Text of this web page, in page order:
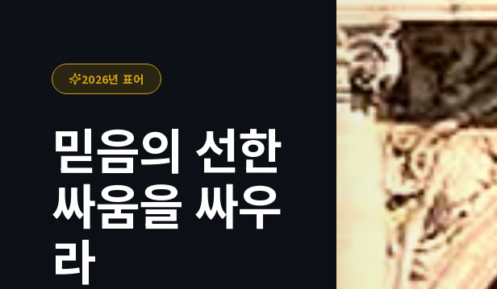
2026년 표어
믿음의 선한
싸움을 싸우
라